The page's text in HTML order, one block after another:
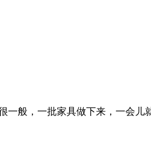
般，一批家具做下来，一会儿